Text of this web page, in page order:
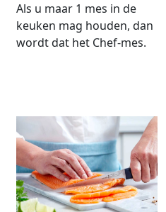
Als u maar 1 mes in de
keuken mag houden, dan
wordt dat het Chef-mes.